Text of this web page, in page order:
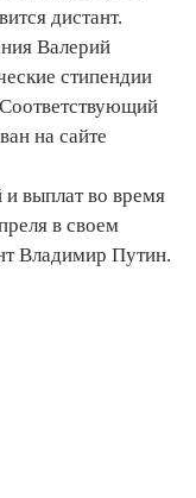
дистант.
Валерий
стипендии
на сайте
выплат во время
в своем
Владимир Путин.